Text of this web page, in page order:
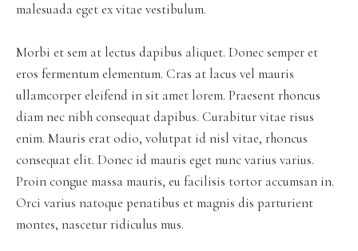
malesuada eget ex vitae vestibulum.
Morbi et sem at lectus dapibus aliquet. Donec semper et
eros fermentum elementum. Cras at lacus vel mauris
ullamcorper eleifend in sit amet lorem. Praesent rhoncus
diam nec nibh consequat dapibus. Curabitur vitae risus
enim. Mauris erat odio, volutpat id nisl vitae, rhoncus
consequat elit. Donec id mauris eget nunc varius varius.
Proin congue massa mauris, eu facilisis tortor accumsan in.
Orci varius natoque penatibus et magnis dis parturient
montes, nascetur ridiculus mus.